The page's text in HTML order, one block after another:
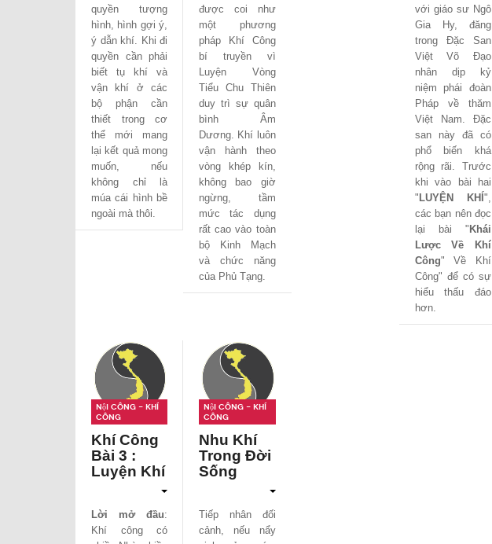
quyền tượng
hình, hình gợi ý,
ý dẫn khí. Khi đi
quyền cần phải
biết tụ khí và
vận khí ở các
bộ phận cần
thiết trong cơ
thể mới mang
lại kết quả mong
muốn, nếu
không chỉ là
múa cái hình bề
ngoài mà thôi.
được coi như
một phương
pháp Khí Công
bí truyền vì
Luyện Vòng
Tiểu Chu Thiên
duy trì sự quân
bình Âm
Dương. Khí luôn
vận hành theo
vòng khép kín,
không bao giờ
ngừng, tầm
mức tác dụng
rất cao vào toàn
bộ Kinh Mạch
và chức năng
của Phủ Tạng.
với giáo sư Ngô
Gia Hy, đăng
trong Đặc San
Việt Võ Đạo
nhân dịp kỷ
niệm phái đoàn
Pháp về thăm
Việt Nam. Đặc
san này đã có
phổ biến khá
rộng rãi. Trước
khi vào bài hai
"LUYỆN KHÍ",
các bạn nên đọc
lại bài "Khái
Lược Về Khí
Công" Về Khí
Công" để có sự
hiểu thấu đáo
hơn.
Nội công - Khí
công
Khí Công
Bài 3 :
Luyện Khí
Lời mở đầu:
Khí công có
Nội công - Khí
công
Nhu Khí
Trong Đời
Sống
Tiếp nhân đối
cảnh, nếu nẩy